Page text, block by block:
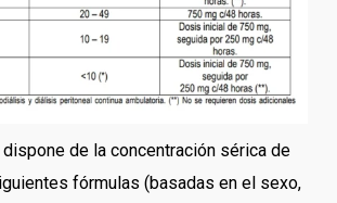
de la concentración sérica de
fórmulas (basadas en el sexo,